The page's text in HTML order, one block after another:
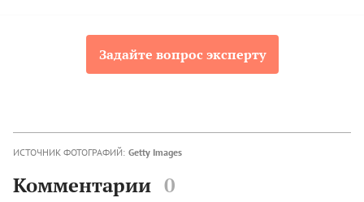
Задайте вопрос эксперту
ИСТОЧНИК ФОТОГРАФИЙ: Getty Images
Комментарии 0